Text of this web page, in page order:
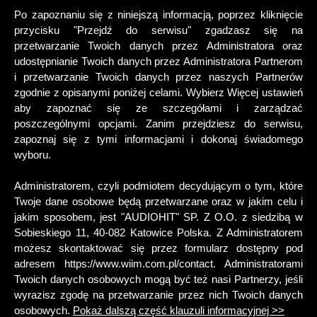
« Wróć na stronę główną
WiiM Amp Pro - wzmacniacz stereo z wbudowanym audiofilskim DAC + odtwarzacz sieciowy muzyki przez WiFi lub BT
Po zapoznaniu się z niniejszą informacją, poprzez kliknięcie
przycisku "Przejdź do serwisu" zgadzasz się na
przetwarzanie Twoich danych przez Administratora oraz
udostępnianie Twoich danych przez Administratora Partnerom
i przetwarzanie Twoich danych przez naszych Partnerów
zgodnie z opisanymi poniżej celami. Wybierz Więcej ustawień
aby zapoznać się ze szczegółami i zarządzać
poszczególnymi opcjami. Zanim przejdziesz do serwisu,
zapoznaj się z tymi informacjami i dokonaj świadomego
wyboru.
Administratorem, czyli podmiotem decydującym o tym, które
Twoje dane osobowe będą przetwarzane oraz w jakim celu i
jakim sposobem, jest "AUDIOHIT" SP. Z O.O. z siedzibą w
Sobieskiego 11, 40-082 Katowice Polska. Z Administratorem
możesz skontaktować się przez formularz dostępny pod
adresem https://www.wiim.com.pl/contact. Administratorami
Twoich danych osobowych mogą być też nasi Partnerzy, jeśli
wyrazisz zgodę na przetwarzanie przez nich Twoich danych
osobowych. Pokaż dalszą część klauzuli informacyjnej >>